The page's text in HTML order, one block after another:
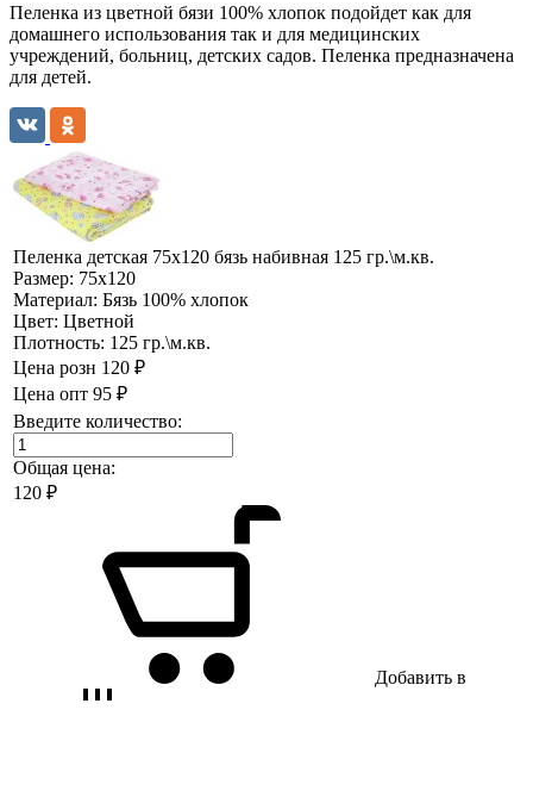
Пеленка из цветной бязи 100% хлопок подойдет как для
домашнего использования так и для медицинских
учреждений, больниц, детских садов. Пеленка предназначена
для детей.
Пеленка детская 75х120 бязь набивная 125 гр.\м.кв.
Размер: 75х120
Материал: Бязь 100% хлопок
Цвет: Цветной
Плотность: 125 гр.\м.кв.
Цена розн 120 ₽
Цена опт 95 ₽
Введите количество:
Общая цена:
120 ₽
Добавить в